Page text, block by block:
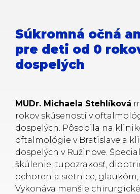
Súkromná očná
pre deti od 0
dospelých
MUDr. Michaela Stehlíková
rokov skúseností v
dospelých. Pôsobila na
oftalmológie v Bratislave a
dospelých v Ružinove.
škúlenie, tupozrakosť,
ochorenia sietnice, glaukóm,
Vykonáva menšie